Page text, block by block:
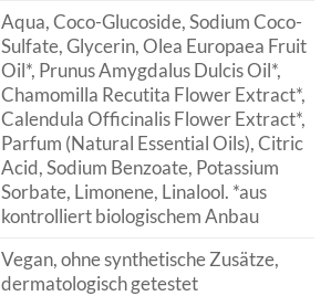
Aqua, Coco-Glucoside, Sodium Coco-
Sulfate, Glycerin, Olea Europaea Fruit
Oil*, Prunus Amygdalus Dulcis Oil*,
Chamomilla Recutita Flower Extract*,
Calendula Officinalis Flower Extract*,
Parfum (Natural Essential Oils), Citric
Acid, Sodium Benzoate, Potassium
Sorbate, Limonene, Linalool. *aus
kontrolliert biologischem Anbau
Vegan, ohne synthetische Zusätze,
dermatologisch getestet